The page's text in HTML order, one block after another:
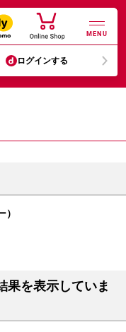
MENU
ログインする
果を表示していま